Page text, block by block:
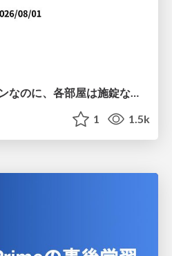
オートロックマンションなのに、各部屋は施錠なし！？ 攻撃者が組織内ネットワークで大暴れする理由 / The Front Door Is Locked, but the Rooms Are Wide Open: Why Attackers Move Freely Inside Enterprise Networks
1 1.5k